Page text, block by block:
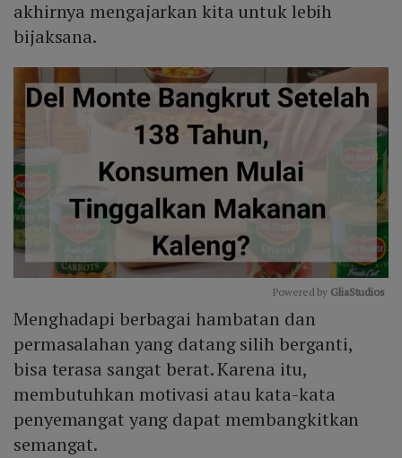
akhirnya mengajarkan kita untuk lebih
bijaksana.
Powered by GliaStudios
Menghadapi berbagai hambatan dan
permasalahan yang datang silih berganti,
bisa terasa sangat berat. Karena itu,
membutuhkan motivasi atau kata-kata
penyemangat yang dapat membangkitkan
semangat.